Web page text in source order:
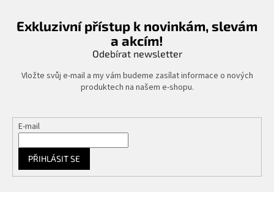
Exkluzivní přístup k novinkám, slevám
a akcím!
Odebírat newsletter
Vložte svůj e-mail a my vám budeme zasílat informace o nových
produktech na našem e-shopu.
E-mail
PŘIHLÁSIT SE